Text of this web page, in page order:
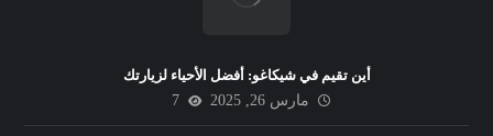
أين تقيم في شيكاغو: أفضل الأحياء لزيارتك
مارس 26, 2025
7